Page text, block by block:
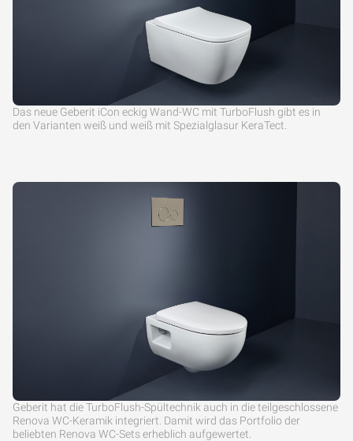
Das neue Geberit iCon eckig Wand-WC mit TurboFlush gibt es in
den Varianten weiß und weiß mit Spezialglasur KeraTect.
Geberit hat die TurboFlush-Spültechnik auch in die teilgeschlossene
Renova WC-Keramik integriert. Damit wird das Portfolio der
beliebten Renova WC-Sets erheblich aufgewertet.